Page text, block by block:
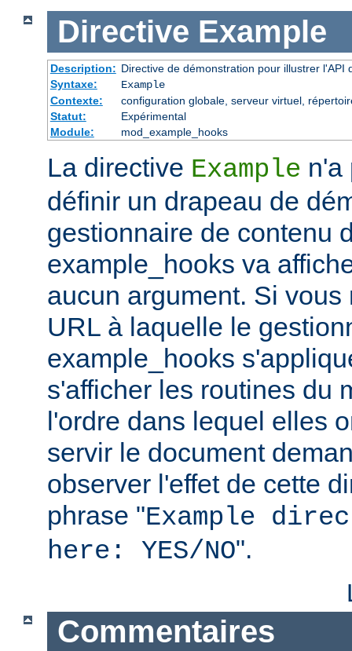
Directive Example
Description: Directive de démonstration pour illustrer l'API
Syntaxe:
Example
Contexte:
configuration globale, serveur virtuel,
Statut:
Expérimental
Module:
mod_example_hooks
La directive Example n'a
définir un drapeau de
gestionnaire de contenu
example_hooks va
aucun argument. Si
URL à laquelle le
example_hooks
s'afficher les routines du
l'ordre dans lequel elles
servir le document
observer l'effet de cette
phrase "Example
here: YES/NO".
Commentaires